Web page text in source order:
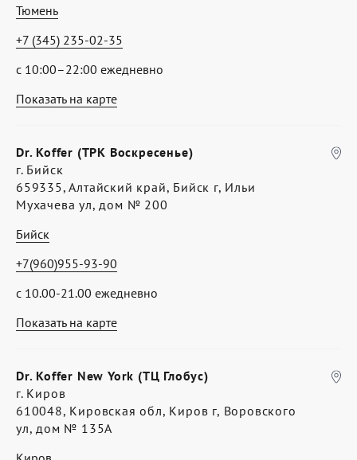
Показать на карте
Тюмень
с 10:00–22:00 ежедневно
+7 (345) 235-02-35
Показать на карте
Dr. Koffer (ТРК Воскресенье)
г. Бийск
659335, Алтайский край, Бийск г, Ильи
Мухачева ул, дом № 200
Бийск
с 10.00-21.00 ежедневно
+7(960)955-93-90
Dr. Koffer New York (ТЦ Глобус)
г. Киров
610048, Кировская обл, Киров г, Воровского
ул, дом № 135А